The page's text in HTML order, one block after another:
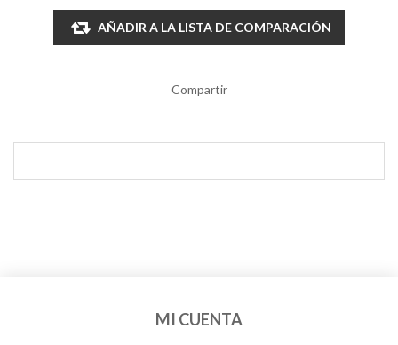
AÑADIR A LA LISTA DE COMPARACIÓN
Compartir
MI CUENTA